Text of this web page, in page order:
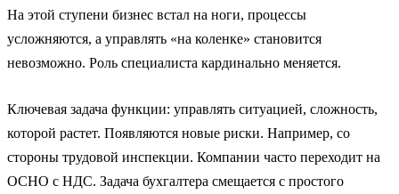
На этой ступени бизнес встал на ноги, процессы
усложняются, а управлять «на коленке» становится
невозможно. Роль специалиста кардинально меняется.
Ключевая задача функции: управлять ситуацией, сложность,
которой растет. Появляются новые риски. Например, со
стороны трудовой инспекции. Компании часто переходит на
ОСНО с НДС. Задача бухгалтера смещается с простого